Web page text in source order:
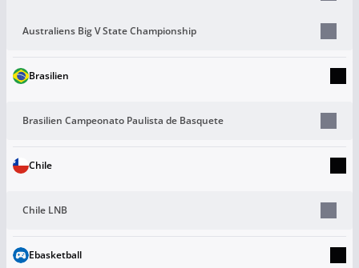
Australiens Big V State Championship
Brasilien
Brasilien Campeonato Paulista de Basquete
Chile
Chile LNB
Ebasketball